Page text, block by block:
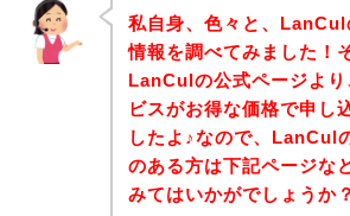
私自身、色々と、LanCul
情報を調べてみました！
LanCulの公式ページよ
ビスがお得な価格で申し
したよ♪なので、LanCul
のある方は下記ページな
みてはいかがでしょうか？